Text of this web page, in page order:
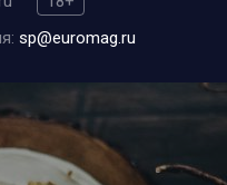
sp@euromag.ru